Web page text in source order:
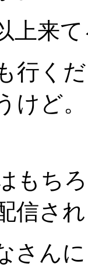
上来
行く
けど。
もち
信さ
さん